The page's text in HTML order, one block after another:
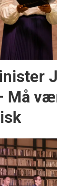
Må